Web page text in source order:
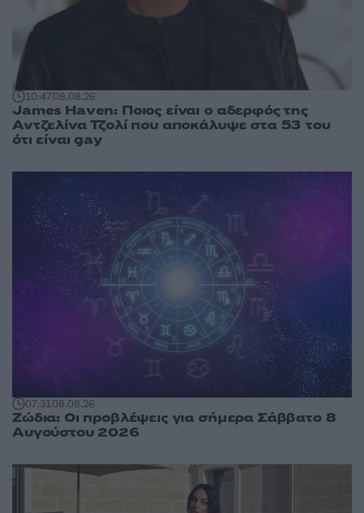
10:4708.08.26
James Haven: Ποιος είναι ο αδερφός της
Αντζελίνα Τζολί που αποκάλυψε στα 53 του
ότι είναι gay
07:3108.08.26
Ζώδια: Οι προβλέψεις για σήμερα Σάββατο 8
Αυγούστου 2026